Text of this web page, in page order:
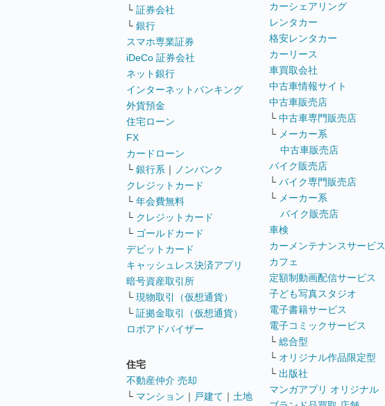
└ 証券会社
└ 銀行
スマホ専業証券
iDeCo 証券会社
ネット銀行
インターネットバンキング
外貨預金
住宅ローン
FX
カードローン
└ 銀行系 ｜
ノンバンク
クレジットカード
└ 年会費無料
└ クレジットカード
└ ゴールドカード
デビットカード
キャッシュレス決済アプリ
暗号資産取引所
└ 現物取引（仮想通貨）
└ 証拠金取引（仮想通貨）
ロボアドバイザー
住宅
不動産仲介 売却
└ マンション ｜ 戸建て ｜ 土地
カーシェアリング
レンタカー
格安レンタカー
カーリース
車買取会社
中古車情報サイト
中古車販売店
└ 中古車専門販売店
└ メーカー系
中古車販売店
バイク販売店
└ バイク専門販売店
└ メーカー系
バイク販売店
車検
カーメンテナンスサービス
カフェ
定額制動画配信サービス
子ども写真スタジオ
電子書籍サービス
電子コミックサービス
└ 総合型
└ オリジナル作品限定型
└ 出版社
マンガアプリ オリジナル